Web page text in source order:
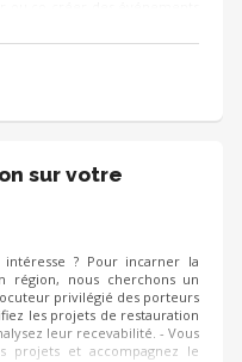
connaitre les droits de
l’organisation d’événements
localement
sur votre
? Pour incarner la
région, nous cherchons un
privilégié des porteurs
les projets de restauration
leur recevabilité. - Vous
projets et accompagnez le